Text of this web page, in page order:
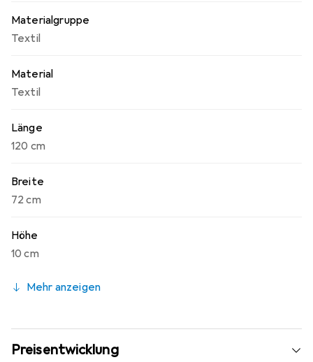
Materialgruppe
Textil
Material
Textil
Länge
120 cm
Breite
72 cm
Höhe
10 cm
Mehr anzeigen
Preisentwicklung